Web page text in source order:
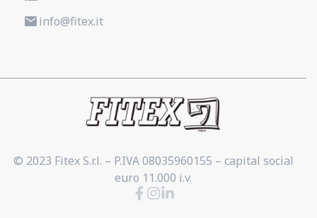
info@fitex.it
© 2023 Fitex S.r.l. – P.IVA 08035960155 – capital social
euro 11.000 i.v.